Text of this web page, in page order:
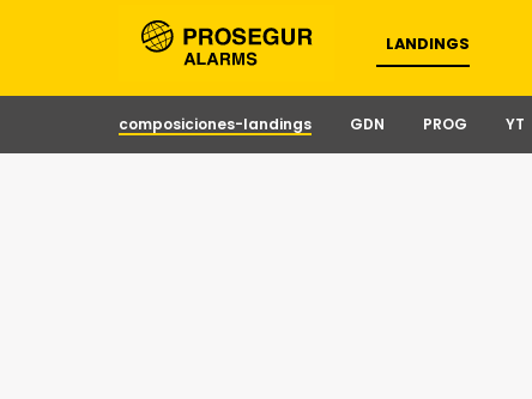
LANDINGS
composiciones-landings GDN PROG YT